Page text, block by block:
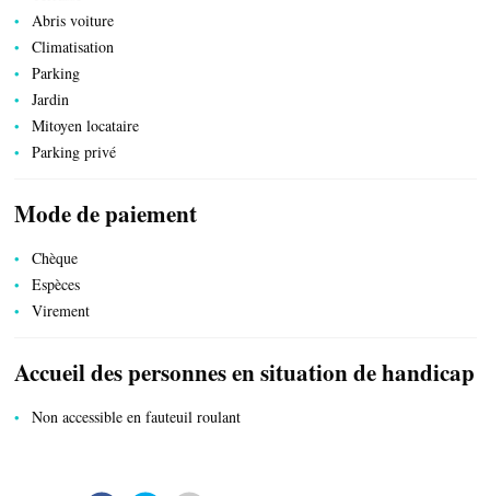
Abris voiture
Climatisation
Parking
Jardin
Mitoyen locataire
Parking privé
Mode de paiement
Chèque
Espèces
Virement
Accueil des personnes en situation de handicap
Non accessible en fauteuil roulant